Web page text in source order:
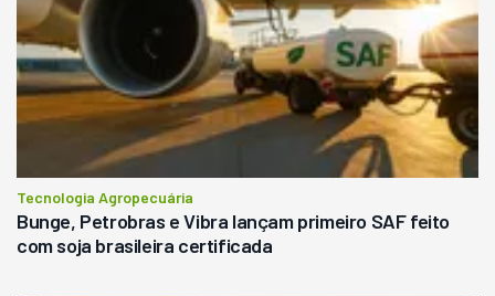
Tecnologia Agropecuária
Bunge, Petrobras e Vibra lançam primeiro SAF feito
com soja brasileira certificada